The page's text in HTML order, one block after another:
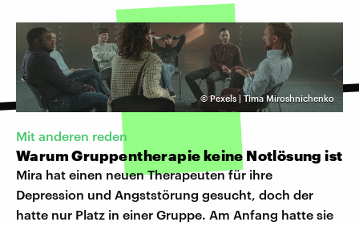
©Pexels | Tima Miroshnichenko
Mit anderen reden
Warum Gruppentherapie keine Notlösung ist
Mira hat einen neuen Therapeuten für ihre
Depression und Angststörung gesucht, doch der
hatte nur Platz in einer Gruppe. Am Anfang hatte sie